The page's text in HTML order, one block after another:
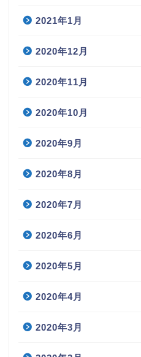
2021年1月
2020年12月
2020年11月
2020年10月
2020年9月
2020年8月
2020年7月
2020年6月
2020年5月
2020年4月
2020年3月